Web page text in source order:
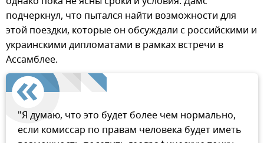
подчеркнул, что пытался найти возможности для
этой поездки, которые он обсуждали с российскими и
украинскими дипломатами в рамках встречи в
Ассамблее.
"Я думаю, что это будет более чем нормально,
если комиссар по правам человека будет иметь